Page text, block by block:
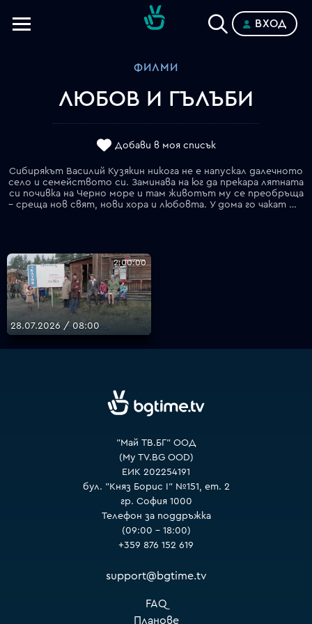
ВХОД
ФИЛМИ
ЛЮБОВ И ГЪЛЪБИ
Добави в моя списък
Сибирякът Василий Кузякин никога не е напускал далечното
село и семейството си. Заминава на юг да прекара лятната
си почивка на Черно море и там животът му се преобръща
– среща нов свят, нови хора и любовта. У дома го чакат жена, деца и неговата страст – гълъбите. Новата ми любима – Раиса Захаровна, се влюбва във Вася и в увлечението му по любимите птици. Почивката свършва, но Вася се завръща не в родното си село, а в дома на Раиса. Младият мъж започва друг живот, необичаен и интересен. Въпреки удобствата, все пак не си е у дома, където са Надя, децата и...гълъбите.
2:00:00
28.07.2026 / 08:00
"Май ТВ.БГ" ООД
(My TV.BG OOD)
ЕИК 202254191
бул. "Княз Борис I" №151, ет. 2
гр. София 1000
Телефон за поддръжка
(09:00 – 18:00)
+359 876 152 619
support@bgtime.tv
FAQ
Планове